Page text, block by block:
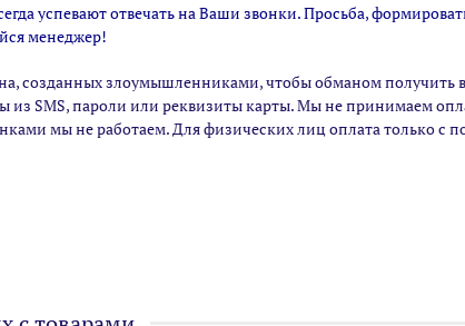
успевают отвечать на Ваши звонки. Просьба,
менеджер!
созданных злоумышленниками, чтобы обманом получить
из SMS, пароли или реквизиты карты. Мы не принимаем
мы не работаем. Для физических лиц оплата только с